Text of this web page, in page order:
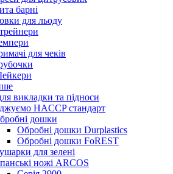
барні
для льоду
для чеків
викладки та підноси
HACCP стандарт
дошки
Обробні дошки Durplastics
Обробні дошки FoREST
для зелені
ножі ARCOS